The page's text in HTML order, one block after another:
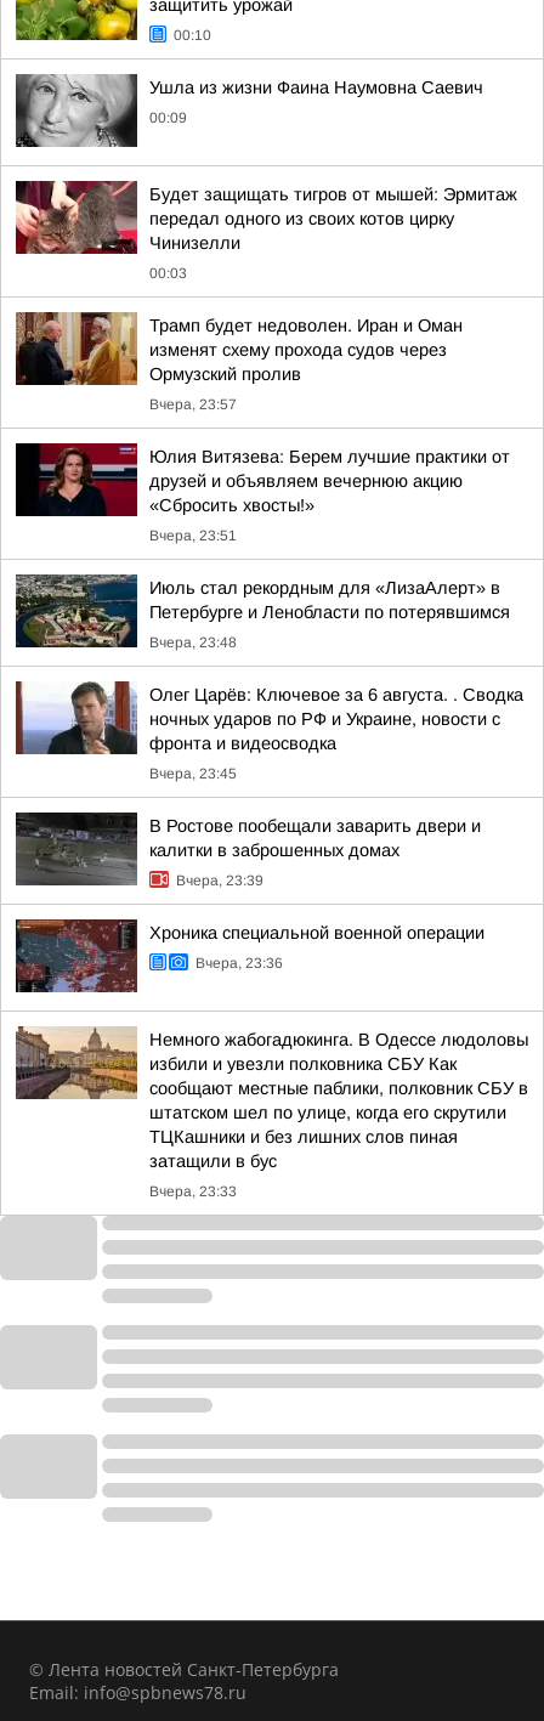
защитить урожай
00:10
Ушла из жизни Фаина Наумовна Саевич
00:09
Будет защищать тигров от мышей: Эрмитаж
передал одного из своих котов цирку
Чинизелли
00:03
Трамп будет недоволен. Иран и Оман
изменят схему прохода судов через
Ормузский пролив
Вчера, 23:57
Юлия Витязева: Берем лучшие практики от
друзей и объявляем вечернюю акцию
«Сбросить хвосты!»
Вчера, 23:51
Июль стал рекордным для «ЛизаАлерт» в
Петербурге и Ленобласти по потерявшимся
Вчера, 23:48
Олег Царёв: Ключевое за 6 августа. . Сводка
ночных ударов по РФ и Украине, новости с
фронта и видеосводка
Вчера, 23:45
В Ростове пообещали заварить двери и
калитки в заброшенных домах
Вчера, 23:39
Хроника специальной военной операции
Вчера, 23:36
Немного жабогадюкинга. В Одессе людоловы
избили и увезли полковника СБУ Как
сообщают местные паблики, полковник СБУ в
штатском шел по улице, когда его скрутили
ТЦКашники и без лишних слов пиная
затащили в бус
Вчера, 23:33
© Лента новостей Санкт-Петербурга
Email: info@spbnews78.ru